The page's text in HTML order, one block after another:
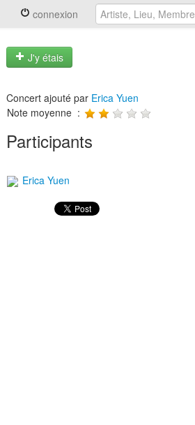
connexion
J'y étais
Concert ajouté par Erica Yuen
Note moyenne :
Participants
Erica Yuen